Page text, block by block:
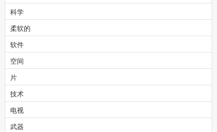
科学
柔软的
软件
空间
片
技术
电视
武器